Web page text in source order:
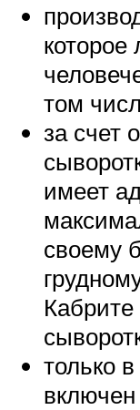
которое
том
за счет
имеет
своему
только